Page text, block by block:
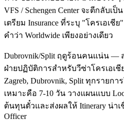
VFS / Schengen Center จะตีกลับเ
เตรียม Insurance ที่ระบุ "โครเอเชีย
คำว่า Worldwide เพียงอย่างเดียว
Dubrovnik/Split ฤดูร้อนคนแน่น
ฝ่ายปฏิบัติการสำหรับวีซ่าโครเอเชี
Zagreb, Dubrovnik, Split ทุกรายกา
เหมาะคือ 7-10 วัน วางแผนแบบ
ต้นทุนตั๋วและส่งผลให้ Itinerary น่าเ
Officer